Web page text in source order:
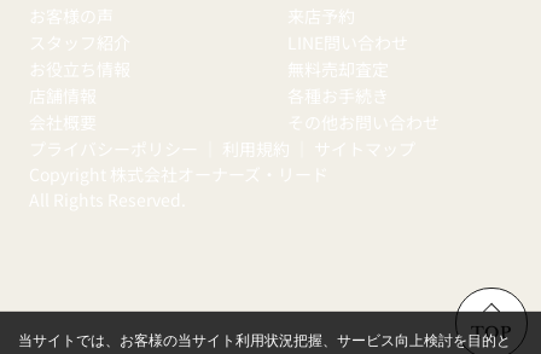
お客様の声
スタッフ紹介
お役立ち情報
店舗情報
会社概要
来店予約
LINE問い合わせ
無料売却査定
各種お手続き
その他お問い合わせ
プライバシーポリシー
利用規約
サイトマップ
Copyright 株式会社オーナーズ・リード
All Rights Reserved.
TOP
当サイトでは、お客様の当サイト利用状況把握、サービス向上検討を目的と